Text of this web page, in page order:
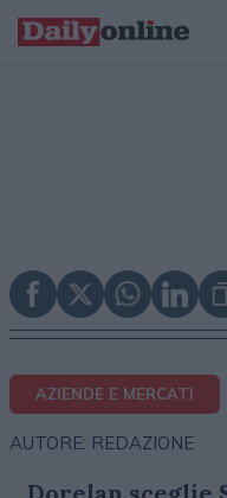
AZIENDE E MERCATI
AUTORE: REDAZIONE